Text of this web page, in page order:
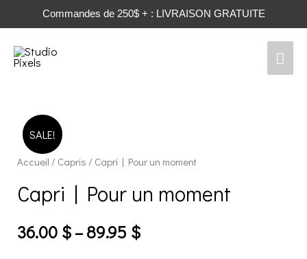
Commandes de 250$ + : LIVRAISON GRATUITE
SALE!
Accueil / Capris / Capri | Pour un moment
Capri | Pour un moment
36.00 $–89.95 $